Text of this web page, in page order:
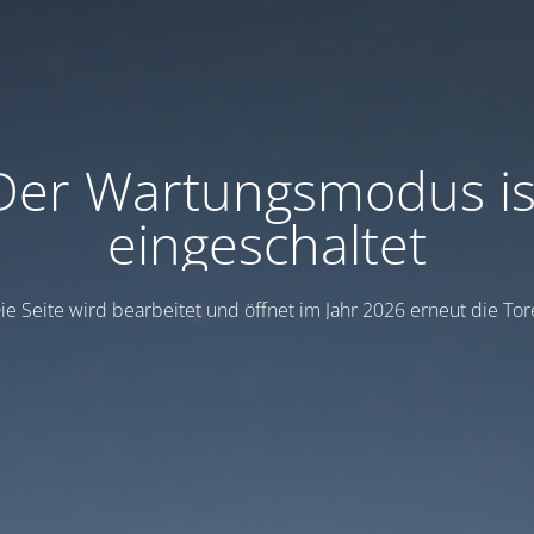
Wartungsmodus
eingeschaltet
Seite wird bearbeitet und öffnet im Jahr 2026 erneut die